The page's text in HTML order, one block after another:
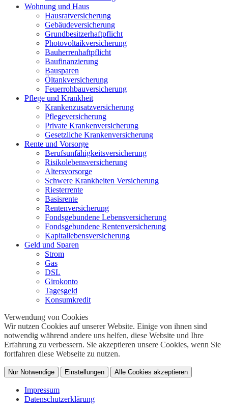
Wohnung und Haus
Hausratversicherung
Gebäudeversicherung
Grundbesitzerhaftpflicht
Photovoltaikversicherung
Bauherrenhaftpflicht
Baufinanzierung
Bausparen
Öltankversicherung
Feuerrohbauversicherung
Pflege und Krankheit
Krankenzusatzversicherung
Pflegeversicherung
Private Krankenversicherung
Gesetzliche Krankenversicherung
Rente und Vorsorge
Berufs­unfähigkeitsversicherung
Risikolebensversicherung
Altersvorsorge
Schwere Krankheiten Versicherung
Riesterrente
Basisrente
Rentenversicherung
Fondsgebundene Lebensversicherung
Fondsgebundene Rentenversicherung
Kapitallebensversicherung
Geld und Sparen
Strom
Gas
DSL
Girokonto
Tagesgeld
Konsumkredit
Verwendung von Cookies
Wir nutzen Cookies auf unserer Website. Einige von ihnen sind
notwendig während andere uns helfen, diese Website und Ihre
Erfahrung zu verbessern. Sie akzeptieren unsere Cookies, wenn Sie
fortfahren diese Webseite zu nutzen.
Nur Notwendige Einstellungen Alle Cookies akzeptieren
Impressum
Datenschutzerklärung